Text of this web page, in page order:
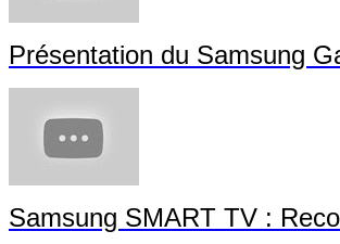
Présentation du Samsung
Samsung SMART TV :